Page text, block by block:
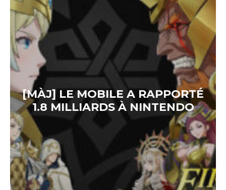
[MÀJ] LE MOBILE A RAPPORTÉ
1.8 MILLIARDS À NINTENDO